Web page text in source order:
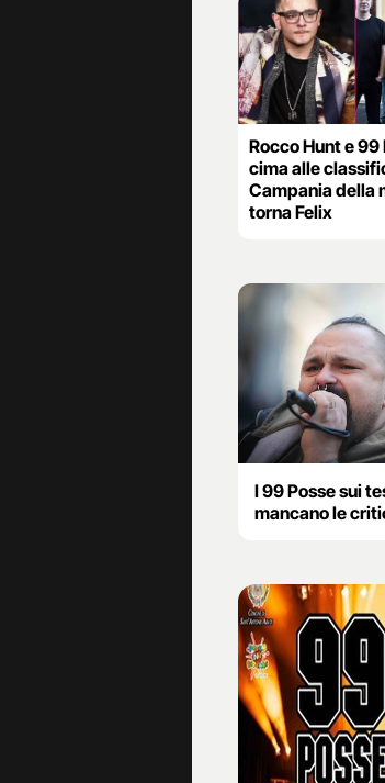
Rocco Hunt e 99
cima alle
Campania della
torna Felix
I 99 Posse sui
mancano le